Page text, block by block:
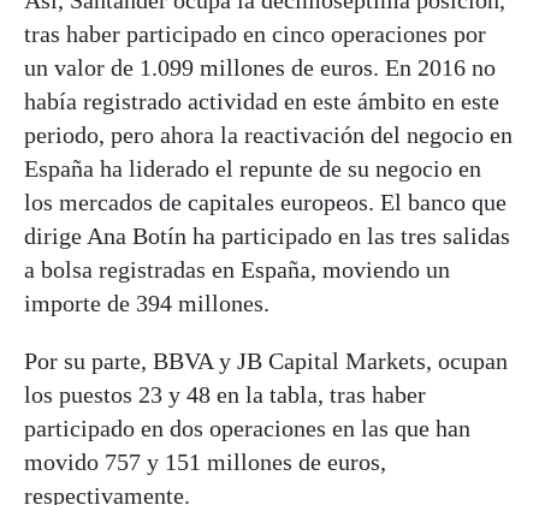
tras haber participado en cinco operaciones por
un valor de 1.099 millones de euros. En 2016 no
había registrado actividad en este ámbito en este
periodo, pero ahora la reactivación del negocio en
España ha liderado el repunte de su negocio en
los mercados de capitales europeos. El banco que
dirige Ana Botín ha participado en las tres salidas
a bolsa registradas en España, moviendo un
importe de 394 millones.
Por su parte, BBVA y JB Capital Markets, ocupan
los puestos 23 y 48 en la tabla, tras haber
participado en dos operaciones en las que han
movido 757 y 151 millones de euros,
respectivamente.